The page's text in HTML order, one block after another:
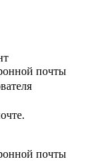
почты
почты